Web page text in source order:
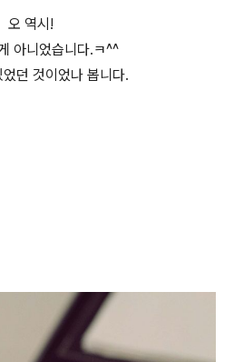
오 역시!
아니었습니다.ㅋ^^
던 것이었나 봅니다.